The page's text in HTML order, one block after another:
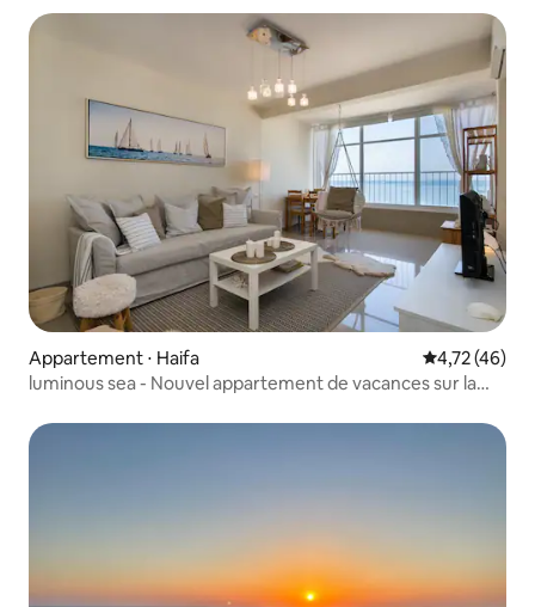
Appartement ⋅ Haifa Évaluation
4,72 (46)
luminous sea - Nouvel appartement de vacances sur la